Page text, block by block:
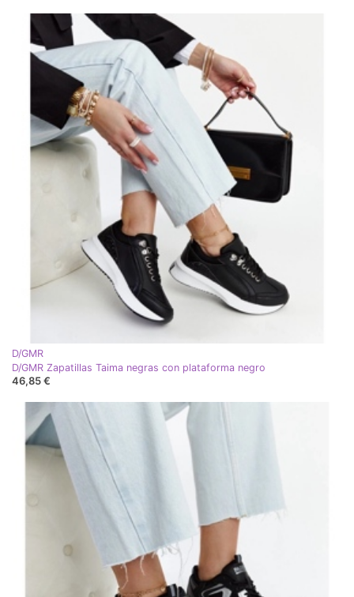
D/GMR
D/GMR Zapatillas Taima negras con plataforma negro
46,85 €